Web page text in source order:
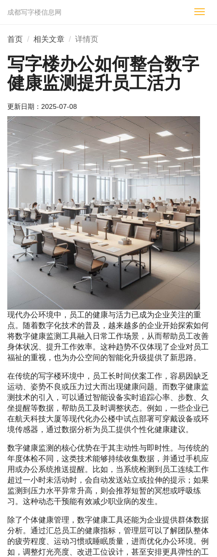
切
成都写字楼信息网
首页 相关文章 详情页
写字楼办公如何整合数字
健康监测提升员工活力
更新日期： 2025-07-08
现代办公环境中，员工的健康与活力已成为企业关注的重
点。随着数字化技术的普及，越来越多的企业开始探索如何
将数字健康监测工具融入日常工作场景，从而帮助员工改善
身体状况、提升工作效率。这种趋势不仅体现了企业对员工
福祉的重视，也为办公空间的智能化升级提供了新思路。
在传统的写字楼环境中，员工长时间伏案工作，容易因缺乏
运动、姿势不良或压力过大而出现健康问题。而数字健康监
测技术的引入，可以通过智能设备实时追踪心率、步数、久
坐提醒等数据，帮助员工及时调整状态。例如，一些企业已
在航天科技大厦等现代化办公楼中试点部署可穿戴设备或环
境传感器，通过数据分析为员工提供个性化健康建议。
数字健康监测的核心优势在于其主动性与即时性。与传统的
年度体检不同，这类技术能够持续收集数据，并通过手机应
用或办公系统推送提醒。比如，当系统检测到员工连续工作
超过一小时未活动时，会自动发送站立或拉伸的提示；如果
监测到压力水平异常升高，则会推荐短暂的冥想或呼吸练
习。这种动态干预能有效减少职业病的发生。
除了个体健康管理，数字健康工具还能为企业提供群体数据
分析。通过汇总员工的健康指标，管理层可以了解团队整体
的疲劳程度、运动习惯或睡眠质量，进而优化办公环境。例
如，调整灯光亮度、改进工位设计，甚至安排更具弹性的工